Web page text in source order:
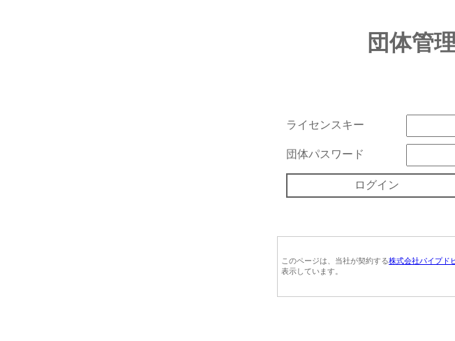
団体管
ライセンスキー
団体パスワード
このページは、当社が契約する株式会社パイプド
表示しています。